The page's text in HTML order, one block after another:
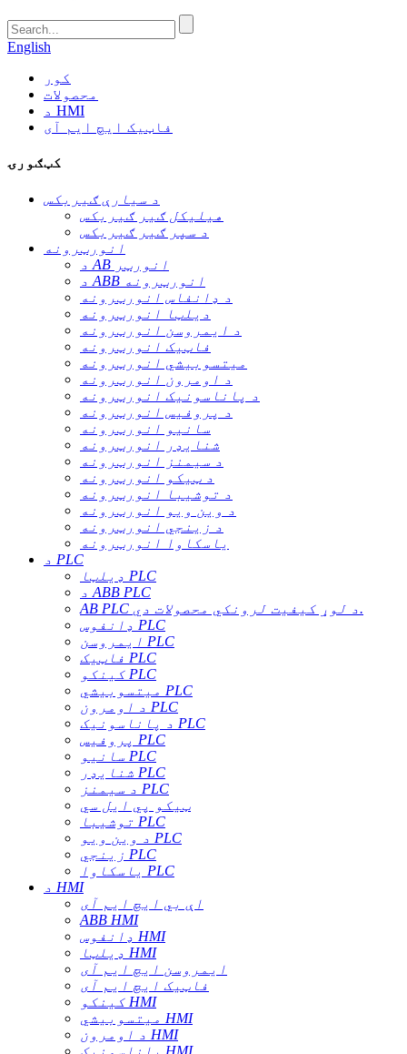
English
کور
محصولات
د HMI
فاټیک ایچ ایم آی
کټګورۍ
د سیارې ګیربکس
هیلیکل ګیر ګیربکس
د سپر ګیر ګیربکس
انورټرونه
د AB انورټر
د ABB انورټرونه
د ډانفاس انورټرونه
دیلټا انورټرونه
د ایمروسن انورټرونه
فاټیک انورټرونه
میتسوبیشي انورټرونه
د اومرون انورټرونه
د پاناسونیک انورټرونه
د پروفیس انورټرونه
سانیو انورټرونه
شنایډر انورټرونه
د سیمنز انورټرونه
د ټیکو انورټرونه
د توشیبا انورټرونه
د وین ویو انورټرونه
د زینجي انورټرونه
یاسکاوا انورټرونه
د PLC
ډیلټا PLC
د ABB PLC
AB PLC د لوړ کیفیت لرونکي محصولات دي.
ډانفوس PLC
ایمروسن PLC
فاټیک PLC
کینکو PLC
میتسوبیشي PLC
د اومرون PLC
د پاناسونیک PLC
پروفیس PLC
سانیو PLC
شنایډر PLC
د سیمنز PLC
ټیکو پي ایل سي
توشیبا PLC
د وین ویو PLC
زینجي PLC
یاسکاوا PLC
د HMI
اې بي ایچ ایم آی
ABB HMI
ډانفوس HMI
ډیلټا HMI
ایمروسن ایچ ایم آی
فاټیک ایچ ایم آی
کینکو HMI
میتسوبیشي HMI
د اومرون HMI
پاناسونیک HMI